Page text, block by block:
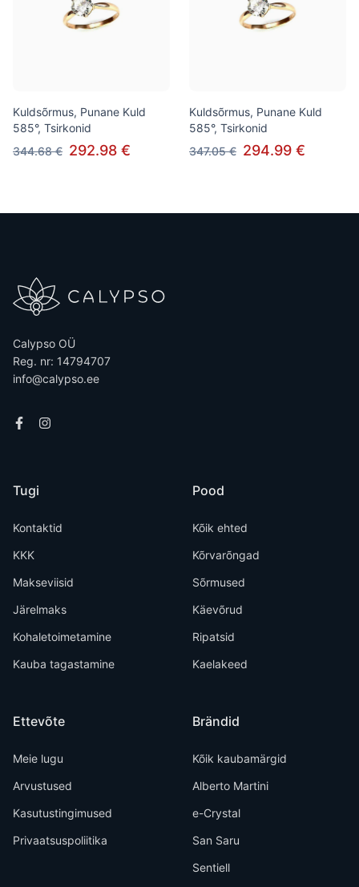
Kuldsõrmus, Punane Kuld
585°, Tsirkonid
344.68 € 292.98 €
Kuldsõrmus, Punane Kuld
585°, Tsirkonid
347.05 € 294.99 €
Calypso OÜ
Reg. nr: 14794707
info@calypso.ee
Tugi
Kontaktid
KKK
Makseviisid
Järelmaks
Kohaletoimetamine
Kauba tagastamine
Ettevõte
Meie lugu
Arvustused
Kasutustingimused
Privaatsuspoliitika
Pood
Kõik ehted
Kõrvarõngad
Sõrmused
Käevõrud
Ripatsid
Kaelakeed
Brändid
Kõik kaubamärgid
Alberto Martini
e-Crystal
San Saru
Sentiell